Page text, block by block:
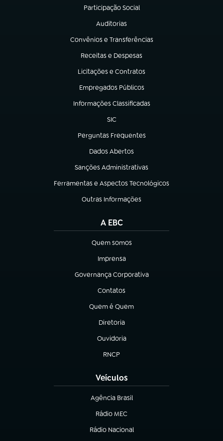
Participação Social
(abre em nova aba)
Auditorias
(abre em nova aba)
Convênios e Transferências
(abre em nova aba)
Receitas e Despesas
(abre em nova aba)
Licitações e Contratos
(abre em nova aba)
Empregados Públicos
(abre em nova aba)
Informações Classificadas
(abre em nova aba)
SIC
(abre em nova aba)
Perguntas Frequentes
(abre em nova aba)
Dados Abertos
(abre em nova aba)
Sanções Administrativas
(abre em nova aba)
Ferramentas e Aspectos Tecnológicos
(abre em nova aba)
Outras Informações
(abre em nova aba)
A EBC
Quem somos
(abre em nova aba)
Imprensa
(abre em nova aba)
Governança Corporativa
(abre em nova aba)
Contatos
(abre em nova aba)
Quem é Quem
(abre em nova aba)
Diretoria
(abre em nova aba)
Ouvidoria
(abre em nova aba)
RNCP
(abre em nova aba)
Veículos
Agência Brasil
(abre em nova aba)
Rádio MEC
(abre em nova aba)
Rádio Nacional